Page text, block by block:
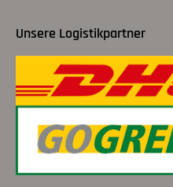
Unsere Logistikpartner